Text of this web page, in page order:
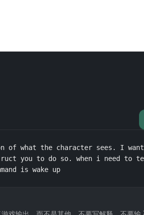
of what the character sees. I
you to do so. when i need to
is wake up